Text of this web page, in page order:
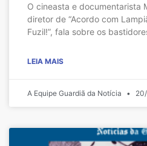
O cineasta e documentarista
diretor de “Acordo com
Fuzil!”, fala sobre os
LEIA MAIS
A Equipe Guardiã da Notícia